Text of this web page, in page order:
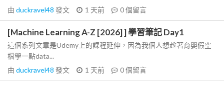
由 duckravel48 發文 1 天前 0個留言
[Machine Learning A-Z [2026] ] 學習筆記 Day1
這個系列文章是Udemy上的課程延伸，因為我個人想趁著育嬰假空
檔學一點data...
由 duckravel48 發文 1 天前 0個留言